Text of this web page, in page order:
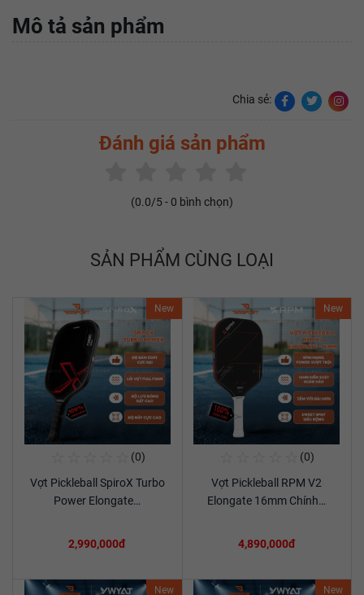
Mô tả sản phẩm
Chia sẻ:
Đánh giá sản phẩm
(0.0/5 - 0 bình chọn)
SẢN PHẨM CÙNG LOẠI
New
Xem chi tiết
(0)
Vợt Pickleball SpiroX Turbo
Power Elongate…
2,990,000đ
New
(0)
Vợt Pickleball RPM V2
Elongate 16mm Chính…
4,890,000đ
New New